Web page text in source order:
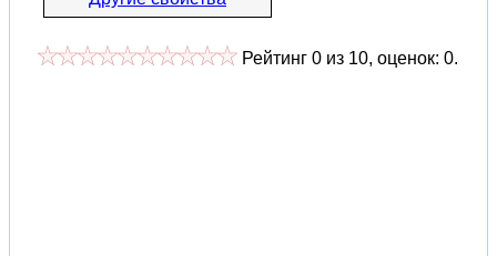
Рейтинг 0 из 10, оценок: 0.